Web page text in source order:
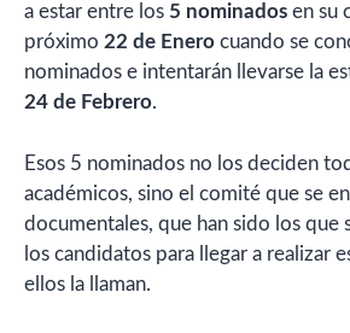
a estar entre los 5 nominados en su
próximo 22 de Enero cuando se
nominados e intentarán llevarse la
24 de Febrero.
Esos 5 nominados no los deciden
académicos, sino el comité que se
documentales, que han sido los que
los candidatos para llegar a realizar
ellos la llaman.